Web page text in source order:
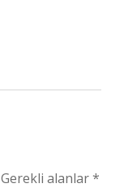
Gerekli alanlar*